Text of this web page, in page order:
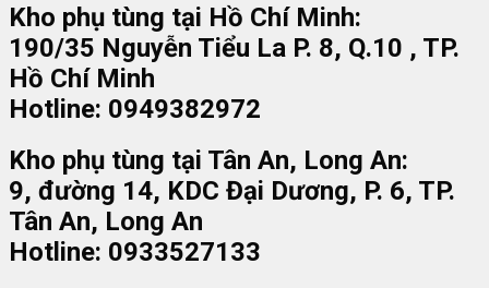
Kho phụ tùng tại Hồ Chí Minh:
190/35 Nguyễn Tiểu La P. 8, Q.10 , TP.
Hồ Chí Minh
Hotline: 0949382972
Kho phụ tùng tại Tân An, Long An:
9, đường 14, KDC Đại Dương, P. 6, TP.
Tân An, Long An
Hotline: 0933527133